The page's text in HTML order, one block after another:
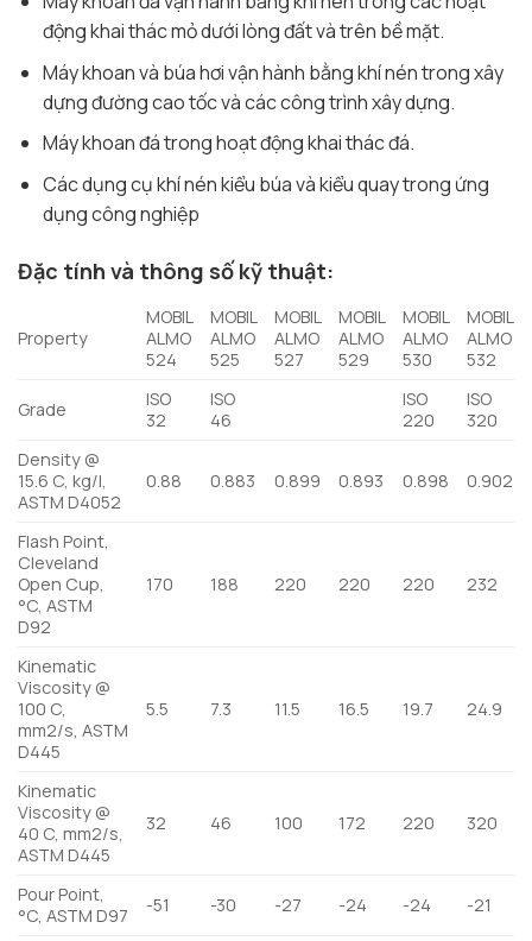
động khai thác mỏ dưới lòng đất và trên bề mặt.
Máy khoan và búa hơi vận hành bằng khí nén trong xây
dựng đường cao tốc và các công trình xây dựng.
Máy khoan đá trong hoạt động khai thác đá.
Các dụng cụ khí nén kiểu búa và kiểu quay trong ứng
dụng công nghiệp
Đặc tính và thông số kỹ thuật:
Property
MOBIL
ALMO
524
MOBIL
ALMO
525
MOBIL
ALMO
527
MOBIL
ALMO
529
MOBIL
ALMO
530
MOBIL
ALMO
532
Grade
ISO
32
ISO
46
ISO
220
ISO
320
Density @
15.6 C, kg/l,
ASTM D4052
0.88 0.883 0.899 0.893 0.898 0.902
Flash Point,
Cleveland
Open Cup,
°C, ASTM
D92
170 188 220 220 220 232
Kinematic
Viscosity @
100 C,
mm2/s, ASTM
D445
5.5 7.3 11.5 16.5 19.7 24.9
Kinematic
Viscosity @
40 C, mm2/s,
ASTM D445
32 46 100 172 220 320
Pour Point,
°C, ASTM D97
-51 -30 -27 -24 -24 -21